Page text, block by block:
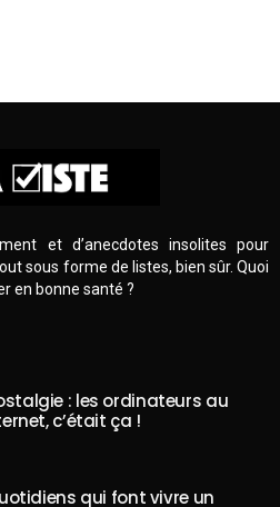
et d’anecdotes insolites pour
sous forme de listes, bien sûr. Quoi
en bonne santé ?
: les ordinateurs au
c’était ça !
qui font vivre un